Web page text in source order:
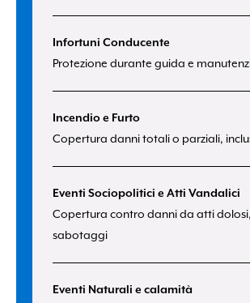
Infortuni Conducente
Protezione durante guida e
Incendio e Furto
Copertura danni totali o parziali,
Eventi Sociopolitici e Atti Vandalici
Copertura contro danni da atti
sabotaggi
Eventi Naturali e calamità